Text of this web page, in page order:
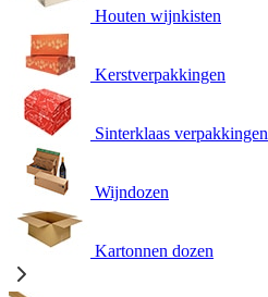
Houten wijnkisten
Kerstverpakkingen
Sinterklaas verpakkingen
Wijndozen
Kartonnen dozen